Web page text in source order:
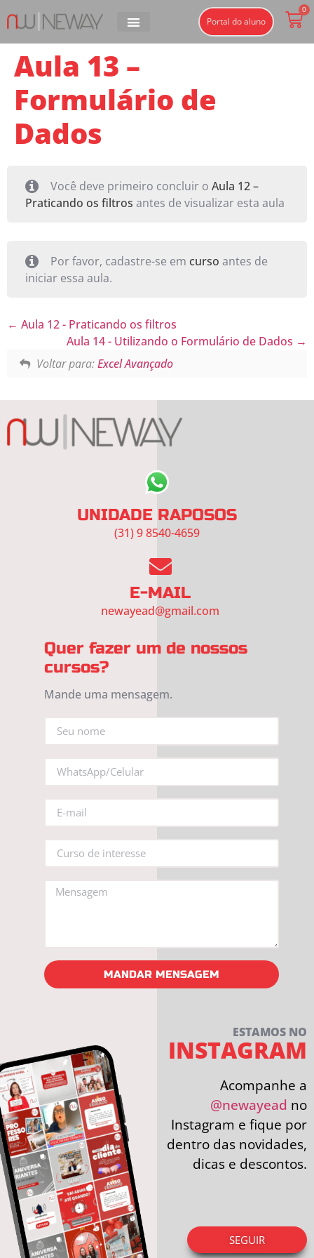
Portal do aluno
0
Aula 13 –
Formulário de
Dados
Você deve primeiro concluir o Aula 12 –
Praticando os filtros antes de visualizar esta aula
Por favor, cadastre-se em curso antes de
iniciar essa aula.
Aula 12 - Praticando os filtros
Aula 14 - Utilizando o Formulário de Dados
Voltar para:Excel Avançado
UNIDADE RAPOSOS
(31) 9 8540-4659
E-MAIL
newayead@gmail.com
Quer fazer um de nossos
cursos?
Mande uma mensagem.
MANDAR MENSAGEM
ESTAMOS NO
INSTAGRAM
Acompanhe a
@newayead no
Instagram e fique por
dentro das novidades,
dicas e descontos.
SEGUIR